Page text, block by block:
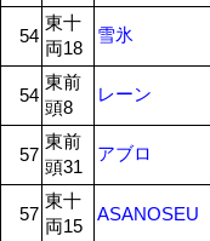
54
東十
両18
雪氷
54
東前
頭8
レーン
57
東前
頭31
アブロ
57
東十
両15
ASANOSEU